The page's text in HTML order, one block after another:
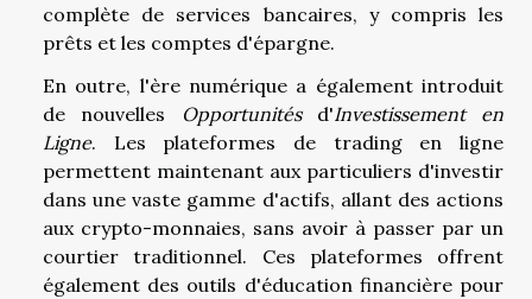
complète de services bancaires, y compris les
prêts et les comptes d'épargne.
En outre, l'ère numérique a également introduit
de nouvelles
Opportunitésd'Investissement en
Ligne. Les plateformes de trading en ligne
permettent maintenant aux particuliers d'investir
dans une vaste gamme d'actifs, allant des actions
aux crypto-monnaies, sans avoir à passer par un
courtier traditionnel. Ces plateformes offrent
également des outils d'éducation financière pour